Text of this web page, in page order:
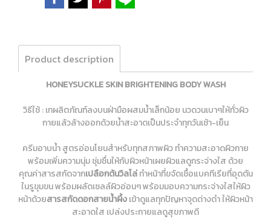
Product description
HONEYSUCKLE SKIN BRIGHTENING BODY WASH
วิธีใช้ : เทผลิตภัณฑ์ลงบนฝ่ามือผสมน้ำเล็กน้อย นวดวนเบาๆให้ทั่วผิว
กายแล้วล้างออกด้วยน้ำสะอาดเป็นประจำทุกวันเช้า-เย็น
ครีมอาบน้ำ สูตรอ่อนโยนสำหรับทุกสภาพผิว ทำความสะอาดผิวกาย
พร้อมเพิ่มความนุ่ม ชุ่มชื่นให้กับผิวหน้าเผยผิวแลดูกระจ่างใส ด้วย
คุณค่าสารสกัดจากเปลือกต้นวิลโล่ทำหน้าที่ขจัดเชื้อแบคทีเรียที่อุดตัน
ในรูขุมขน พร้อมผลัดเซลล์ผิวอ่อนๆ พร้อมมอบความกระจ่างใสให้ผิว
หน้าด้วยสารสกัดดอกสายน้ำผึ้งเข้าดูแลทุกปัญหาจุดด่างดำ ให้ผิวหน้า
สะอาดใส เปล่งประกายแลดูสุขภาพดี